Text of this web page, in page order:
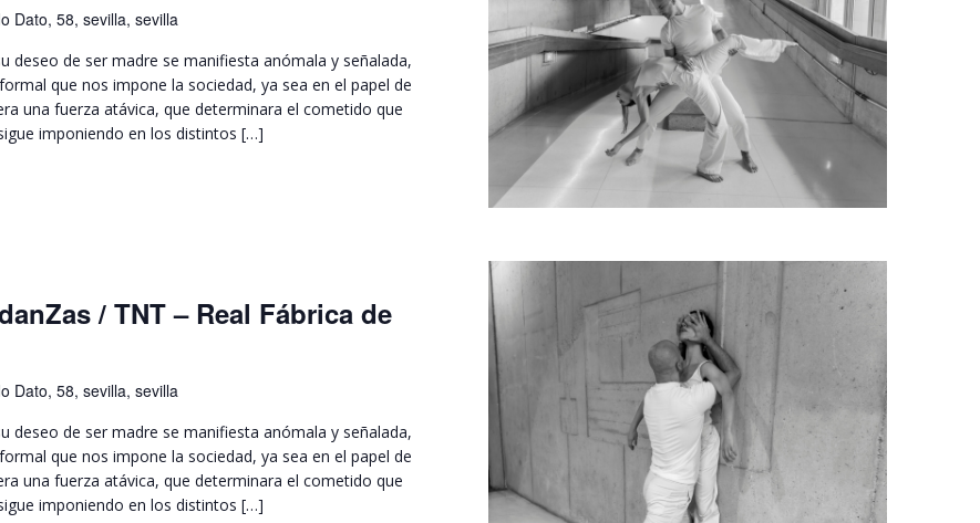
Dato, 58, sevilla, sevilla
deseo de ser madre se manifiesta anómala y señalada,
que nos impone la sociedad, ya sea en el papel de
una fuerza atávica, que determinara el cometido que
imponiendo en los distintos […]
/ TNT – Real Fábrica de
Dato, 58, sevilla, sevilla
deseo de ser madre se manifiesta anómala y señalada,
que nos impone la sociedad, ya sea en el papel de
una fuerza atávica, que determinara el cometido que
imponiendo en los distintos […]